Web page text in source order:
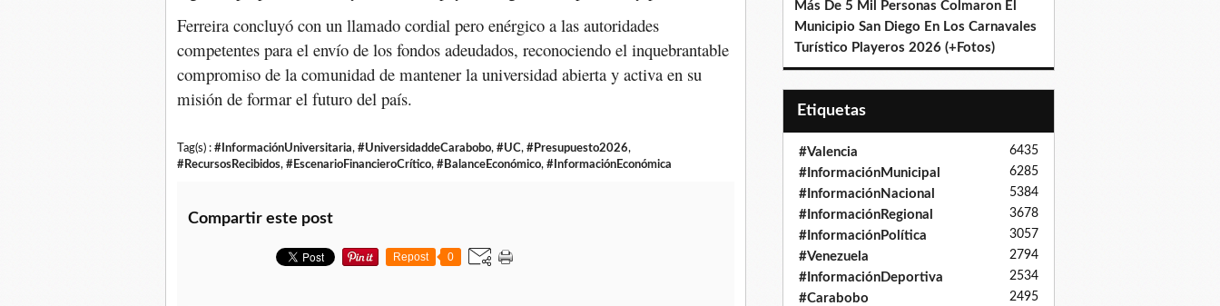
Ferreira concluyó con un llamado cordial pero enérgico a las autoridades
competentes para el envío de los fondos adeudados, reconociendo el inquebrantable
compromiso de la comunidad de mantener la universidad abierta y activa en su
misión de formar el futuro del país.
Tag(s) : #InformaciónUniversitaria, #UniversidaddeCarabobo, #UC, #Presupuesto2026,
#RecursosRecibidos, #EscenarioFinancieroCrítico, #BalanceEconómico, #InformaciónEconómica
Compartir este post
Repost 0
Más De 5 Mil Personas Colmaron El
Municipio San Diego En Los Carnavales
Turístico Playeros 2026 (+Fotos)
Etiquetas
#Valencia 6435
#InformaciónMunicipal 6285
#InformaciónNacional 5384
#InformaciónRegional 3678
#InformaciónPolítica 3057
#Venezuela 2794
#InformaciónDeportiva 2534
#Carabobo 2495